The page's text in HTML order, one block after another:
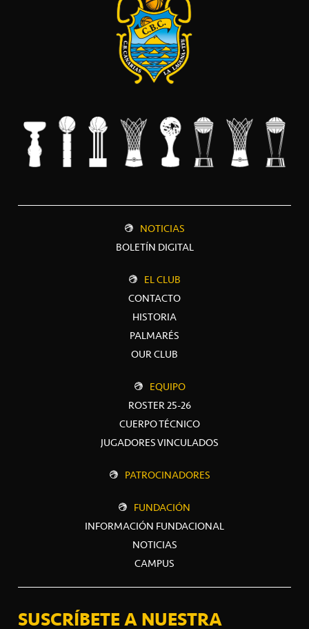
NOTICIAS
BOLETÍN DIGITAL
EL CLUB
CONTACTO
HISTORIA
PALMARÉS
OUR CLUB
EQUIPO
ROSTER 25-26
CUERPO TÉCNICO
JUGADORES VINCULADOS
PATROCINADORES
FUNDACIÓN
INFORMACIÓN FUNDACIONAL
NOTICIAS
CAMPUS
SUSCRÍBETE A NUESTRA